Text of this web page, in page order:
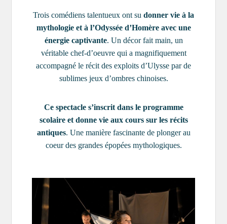
Trois comédiens talentueux ont su donner vie à la
mythologie et à l’Odyssée d’Homère avec une
énergie captivante. Un décor fait main, un
véritable chef-d’oeuvre qui a magnifiquement
accompagné le récit des exploits d’Ulysse par de
sublimes jeux d’ombres chinoises.
Ce spectacle s’inscrit dans le programme
scolaire et donne vie aux cours sur les récits
antiques. Une manière fascinante de plonger au
coeur des grandes épopées mythologiques.